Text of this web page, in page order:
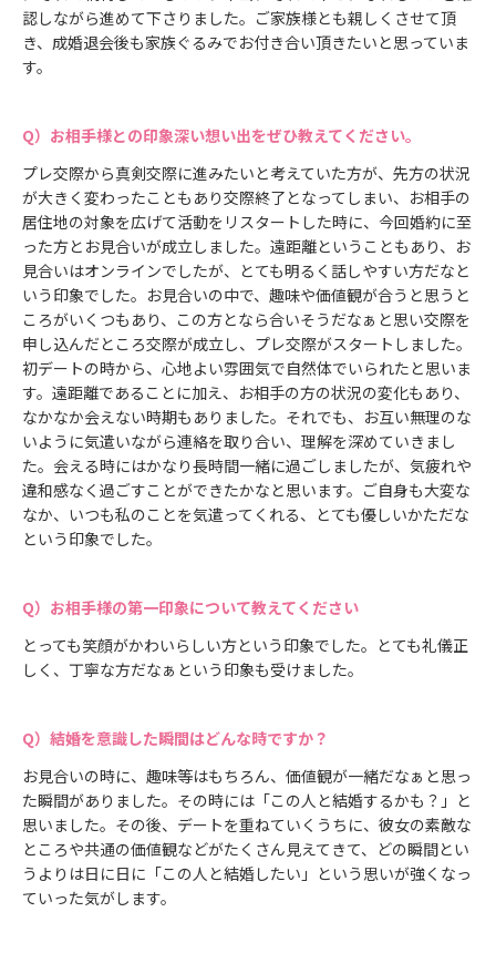
認しながら進めて下さりました。ご家族様とも親しくさせて頂
き、成婚退会後も家族ぐるみでお付き合い頂きたいと思っていま
す。
お相手様との印象深い想い出をぜひ教えてください。
プレ交際から真剣交際に進みたいと考えていた方が、先方の状況
が大きく変わったこともあり交際終了となってしまい、お相手の
居住地の対象を広げて活動をリスタートした時に、今回婚約に至
った方とお見合いが成立しました。遠距離ということもあり、お
見合いはオンラインでしたが、とても明るく話しやすい方だなと
いう印象でした。お見合いの中で、趣味や価値観が合うと思うと
ころがいくつもあり、この方となら合いそうだなぁと思い交際を
申し込んだところ交際が成立し、プレ交際がスタートしました。
初デートの時から、心地よい雰囲気で自然体でいられたと思いま
す。遠距離であることに加え、お相手の方の状況の変化もあり、
なかなか会えない時期もありました。それでも、お互い無理のな
いように気遣いながら連絡を取り合い、理解を深めていきまし
た。会える時にはかなり長時間一緒に過ごしましたが、気疲れや
違和感なく過ごすことができたかなと思います。ご自身も大変な
なか、いつも私のことを気遣ってくれる、とても優しいかただな
という印象でした。
お相手様の第一印象について教えてください
とっても笑顔がかわいらしい方という印象でした。とても礼儀正
しく、丁寧な方だなぁという印象も受けました。
結婚を意識した瞬間はどんな時ですか？
お見合いの時に、趣味等はもちろん、価値観が一緒だなぁと思っ
た瞬間がありました。その時には「この人と結婚するかも？」と
思いました。その後、デートを重ねていくうちに、彼女の素敵な
ところや共通の価値観などがたくさん見えてきて、どの瞬間とい
うよりは日に日に「この人と結婚したい」という思いが強くなっ
ていった気がします。